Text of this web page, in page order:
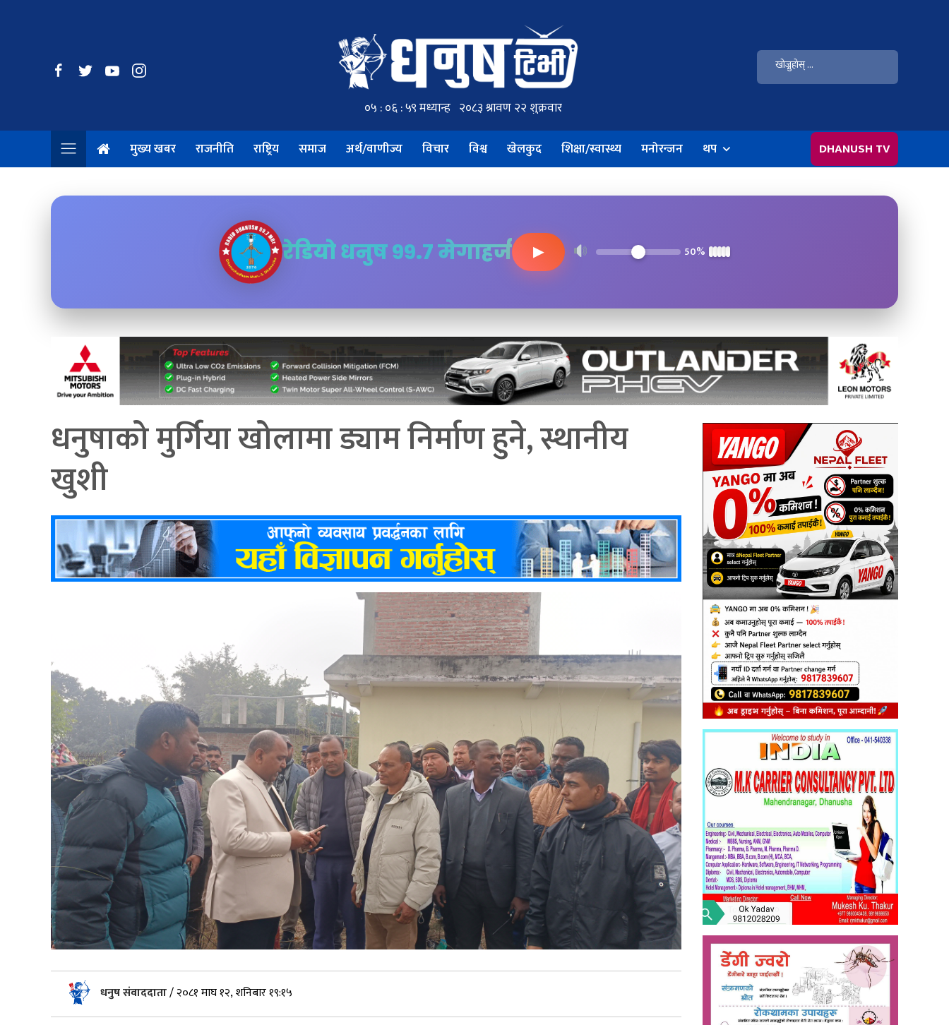
मुख्य खबर राजनीति राष्ट्रिय समाज अर्थ/वाणीज्य विचार विश्व खेलकुद शिक्षा/स्वास्थ्य मनोरन्जन थप DHANUSH TV
रेडियो धनुष ९९.७ मेगाहर्ज ▶ 50%
धनुषाको मुर्गिया खोलामा ड्याम निर्माण हुने, स्थानीय
खुशी
धनुष संवाददाता/२०८१ माघ १२, शनिबार १९:१५